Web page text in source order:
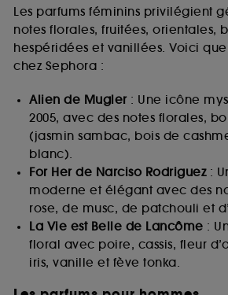
Les parfums féminins privilégient
notes florales, fruitées, orientales,
hespéridées et vanillées. Voici
chez Sephora :
Alien de Mugler: Une icône
2005, avec des notes florales,
(jasmin sambac, bois de
blanc).
For Her de Narciso Rodriguez:
moderne et élégant avec des
rose, de musc, de patchouli et
La Vie est Belle de Lancôme :
floral avec poire, cassis, fleur
iris, vanille et fève tonka.